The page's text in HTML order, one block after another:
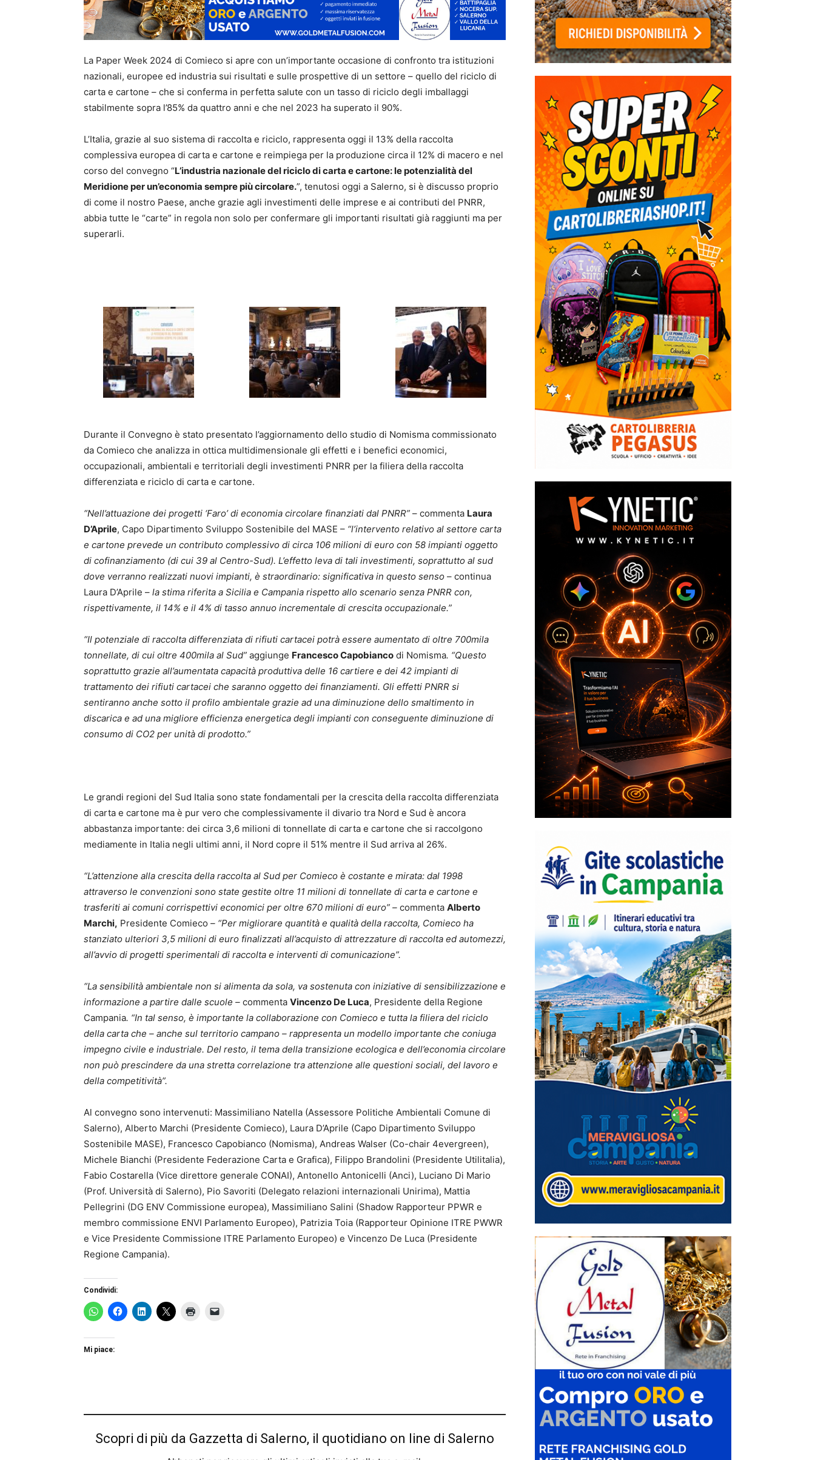
La Paper Week 2024 di Comieco si apre con un’importante occasione di confronto tra istituzioni
nazionali, europee ed industria sui risultati e sulle prospettive di un settore – quello del riciclo di
carta e cartone – che si conferma in perfetta salute con un tasso di riciclo degli imballaggi
stabilmente sopra l’85% da quattro anni e che nel 2023 ha superato il 90%.
L’Italia, grazie al suo sistema di raccolta e riciclo, rappresenta oggi il 13% della raccolta
complessiva europea di carta e cartone e reimpiega per la produzione circa il 12% di macero e nel
corso del convegno “L’industria nazionale del riciclo di carta e cartone: le potenzialità del
Meridione per un’economia sempre più circolare.”, tenutosi oggi a Salerno, si è discusso proprio
di come il nostro Paese, anche grazie agli investimenti delle imprese e ai contributi del PNRR,
abbia tutte le “carte” in regola non solo per confermare gli importanti risultati già raggiunti ma per
superarli.
Durante il Convegno è stato presentato l’aggiornamento dello studio di Nomisma commissionato
da Comieco che analizza in ottica multidimensionale gli effetti e i benefici economici,
occupazionali, ambientali e territoriali degli investimenti PNRR per la filiera della raccolta
differenziata e riciclo di carta e cartone.
“Nell’attuazione dei progetti ‘Faro’ di economia circolare finanziati dal PNRR” – commenta Laura
D’Aprile, Capo Dipartimento Sviluppo Sostenibile del MASE – “l’intervento relativo al settore carta
e cartone prevede un contributo complessivo di circa 106 milioni di euro con 58 impianti oggetto
di cofinanziamento (di cui 39 al Centro-Sud). L’effetto leva di tali investimenti, soprattutto al sud
dove verranno realizzati nuovi impianti, è straordinario: significativa in questo senso – continua
Laura D’Aprile – la stima riferita a Sicilia e Campania rispetto allo scenario senza PNRR con,
rispettivamente, il 14% e il 4% di tasso annuo incrementale di crescita occupazionale.”
“Il potenziale di raccolta differenziata di rifiuti cartacei potrà essere aumentato di oltre 700mila
tonnellate, di cui oltre 400mila al Sud” aggiunge Francesco Capobianco di Nomisma. “Questo
soprattutto grazie all’aumentata capacità produttiva delle 16 cartiere e dei 42 impianti di
trattamento dei rifiuti cartacei che saranno oggetto dei finanziamenti. Gli effetti PNRR si
sentiranno anche sotto il profilo ambientale grazie ad una diminuzione dello smaltimento in
discarica e ad una migliore efficienza energetica degli impianti con conseguente diminuzione di
consumo di CO2 per unità di prodotto.”
Le grandi regioni del Sud Italia sono state fondamentali per la crescita della raccolta differenziata
di carta e cartone ma è pur vero che complessivamente il divario tra Nord e Sud è ancora
abbastanza importante: dei circa 3,6 milioni di tonnellate di carta e cartone che si raccolgono
mediamente in Italia negli ultimi anni, il Nord copre il 51% mentre il Sud arriva al 26%.
“L’attenzione alla crescita della raccolta al Sud per Comieco è costante e mirata: dal 1998
attraverso le convenzioni sono state gestite oltre 11 milioni di tonnellate di carta e cartone e
trasferiti ai comuni corrispettivi economici per oltre 670 milioni di euro” – commenta Alberto
Marchi, Presidente Comieco – “Per migliorare quantità e qualità della raccolta, Comieco ha
stanziato ulteriori 3,5 milioni di euro finalizzati all’acquisto di attrezzature di raccolta ed automezzi,
all’avvio di progetti sperimentali di raccolta e interventi di comunicazione”.
“La sensibilità ambientale non si alimenta da sola, va sostenuta con iniziative di sensibilizzazione e
informazione a partire dalle scuole – commenta Vincenzo De Luca, Presidente della Regione
Campania. “In tal senso, è importante la collaborazione con Comieco e tutta la filiera del riciclo
della carta che – anche sul territorio campano – rappresenta un modello importante che coniuga
impegno civile e industriale. Del resto, il tema della transizione ecologica e dell’economia circolare
non può prescindere da una stretta correlazione tra attenzione alle questioni sociali, del lavoro e
della competitività”.
Al convegno sono intervenuti: Massimiliano Natella (Assessore Politiche Ambientali Comune di
Salerno), Alberto Marchi (Presidente Comieco), Laura D’Aprile (Capo Dipartimento Sviluppo
Sostenibile MASE), Francesco Capobianco (Nomisma), Andreas Walser (Co-chair 4evergreen),
Michele Bianchi (Presidente Federazione Carta e Grafica), Filippo Brandolini (Presidente Utilitalia),
Fabio Costarella (Vice direttore generale CONAI), Antonello Antonicelli (Anci), Luciano Di Mario
(Prof. Università di Salerno), Pio Savoriti (Delegato relazioni internazionali Unirima), Mattia
Pellegrini (DG ENV Commissione europea), Massimiliano Salini (Shadow Rapporteur PPWR e
membro commissione ENVI Parlamento Europeo), Patrizia Toia (Rapporteur Opinione ITRE PWWR
e Vice Presidente Commissione ITRE Parlamento Europeo) e Vincenzo De Luca (Presidente
Regione Campania).
Condividi:
Mi piace:
Scopri di più da Gazzetta di Salerno, il quotidiano on line di Salerno